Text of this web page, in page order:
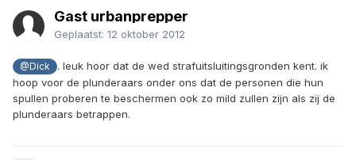
Gast urbanprepper
Geplaatst: 12 oktober 2012
@Dick
. leuk hoor dat de wed strafuitsluitingsgronden kent. ik
hoop voor de plunderaars onder ons dat de personen die hun
spullen proberen te beschermen ook zo mild zullen zijn als zij de
plunderaars betrappen.